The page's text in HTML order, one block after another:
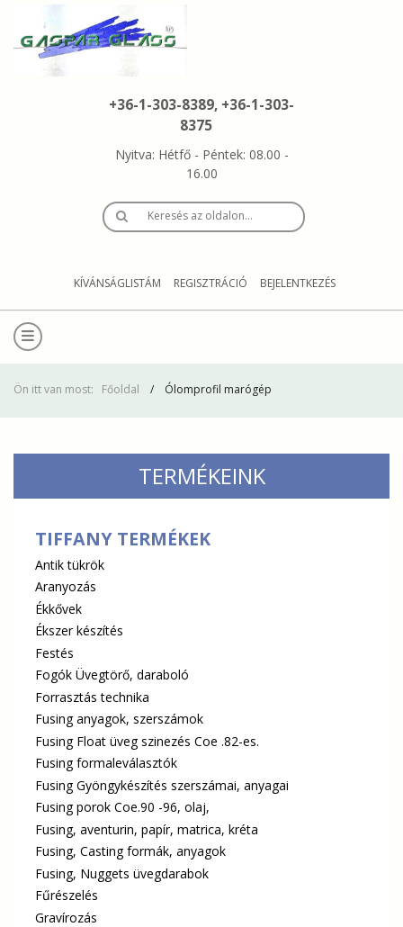
+36-1-303-8389, +36-1-303-
8375
Nyitva: Hétfő - Péntek: 08.00 -
16.00
Keresés az oldalon…
KÍVÁNSÁGLISTÁM REGISZTRÁCIÓ BEJELENTKEZÉS
Ön itt van most: Főoldal Ólomprofil marógép
TERMÉKEINK
TIFFANY TERMÉKEK
Antik tükrök
Aranyozás
Ékkővek
Ékszer készítés
Festés
Fogók Üvegtörő, daraboló
Forrasztás technika
Fusing anyagok, szerszámok
Fusing Float üveg szinezés Coe .82-es.
Fusing formaleválasztók
Fusing Gyöngykészítés szerszámai, anyagai
Fusing porok Coe.90 -96, olaj,
Fusing, aventurin, papír, matrica, kréta
Fusing, Casting formák, anyagok
Fusing, Nuggets üvegdarabok
Fűrészelés
Gravírozás